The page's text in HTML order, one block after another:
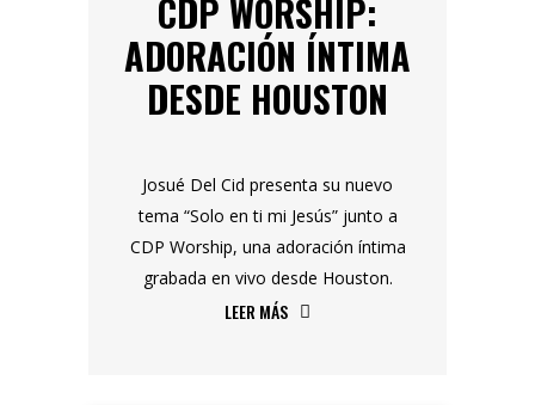
CDP WORSHIP:
ADORACIÓN ÍNTIMA
DESDE HOUSTON
Josué Del Cid presenta su nuevo
tema “Solo en ti mi Jesús” junto a
CDP Worship, una adoración íntima
grabada en vivo desde Houston.
LEER MÁS